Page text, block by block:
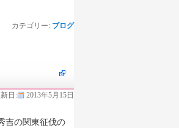
カテゴリー: ブログ
日: 2013年5月15日
関東征伐の